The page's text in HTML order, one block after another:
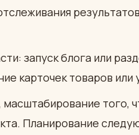
запуск блога или
карточек товаров или
масштабирование того,
Планирование